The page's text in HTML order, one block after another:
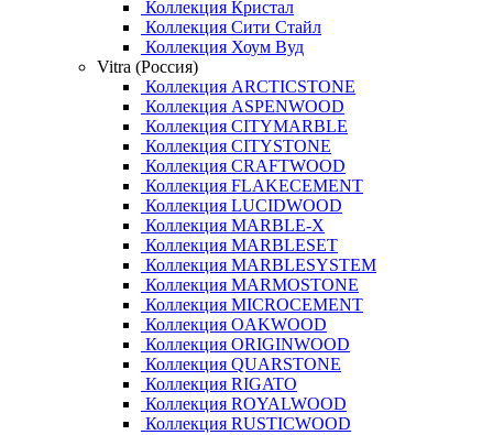
Коллекция Кристал
Коллекция Сити Стайл
Коллекция Хоум Вуд
Vitra (Россия)
Коллекция ARCTICSTONE
Коллекция ASPENWOOD
Коллекция CITYMARBLE
Коллекция CITYSTONE
Коллекция CRAFTWOOD
Коллекция FLAKECEMENT
Коллекция LUCIDWOOD
Коллекция MARBLE-X
Коллекция MARBLESET
Коллекция MARBLESYSTEM
Коллекция MARMOSTONE
Коллекция MICROCEMENT
Коллекция OAKWOOD
Коллекция ORIGINWOOD
Коллекция QUARSTONE
Коллекция RIGATO
Коллекция ROYALWOOD
Коллекция RUSTICWOOD